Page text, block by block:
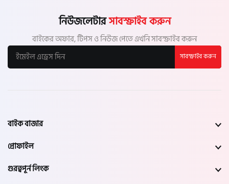
নিউজলেটারসাবস্ক্রাইব করুন
বাইকের অফার, টিপস ও নিউজ পেতে এখনি সাবস্ক্রাইব করুন
সাবস্ক্রাইব করুন
বাইক বাজার
প্রোফাইল
গুরত্বপূর্ন লিংক